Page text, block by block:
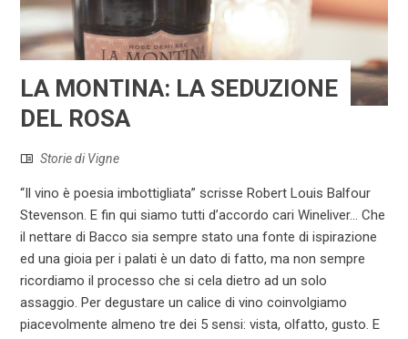
LA MONTINA: LA SEDUZIONE
DEL ROSA
Storie di Vigne
“Il vino è poesia imbottigliata” scrisse Robert Louis Balfour
Stevenson. E fin qui siamo tutti d’accordo cari Wineliver... Che
il nettare di Bacco sia sempre stato una fonte di ispirazione
ed una gioia per i palati è un dato di fatto, ma non sempre
ricordiamo il processo che si cela dietro ad un solo
assaggio. Per degustare un calice di vino coinvolgiamo
piacevolmente almeno tre dei 5 sensi: vista, olfatto, gusto. E